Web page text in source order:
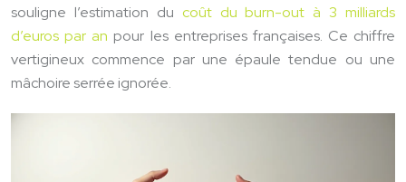
souligne l’estimation du coût du burn-out à 3 milliards
d’euros par an pour les entreprises françaises. Ce chiffre
vertigineux commence par une épaule tendue ou une
mâchoire serrée ignorée.